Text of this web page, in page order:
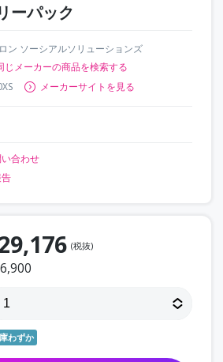
ーパック
ン ソーシアルソリューションズ
じメーカーの商品を検索する
メーカーサイトを見る
合わせ
(税抜)
わずか